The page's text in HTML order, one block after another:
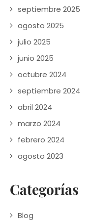
septiembre 2025
agosto 2025
julio 2025
junio 2025
octubre 2024
septiembre 2024
abril 2024
marzo 2024
febrero 2024
agosto 2023
Categorías
Blog